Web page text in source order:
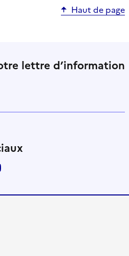
Haut de page
lettre d’information